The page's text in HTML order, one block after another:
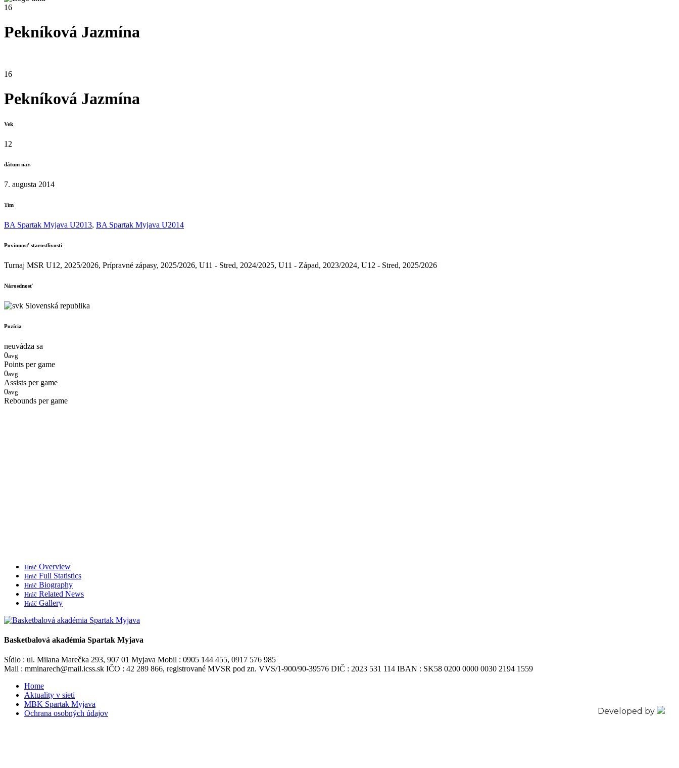
16
Pekníková Jazmína
16
Pekníková Jazmína
Vek
12
dátum nar.
7. augusta 2014
Tím
BA Spartak Myjava U2013, BA Spartak Myjava U2014
Povinnosť starostlivosti
Turnaj MSR U12, 2025/2026, Prípravné zápasy, 2025/2026, U11 - Stred, 2024/2025, U11 - Západ, 2023/2024, U12 - Stred, 2025/2026
Nárosdnosť
Slovenská republika
Pozícia
neuvádza sa
0avg
Points per game
0avg
Assists per game
0avg
Rebounds per game
Hráč Overview
Hráč Full Statistics
Hráč Biography
Hráč Related News
Hráč Gallery
Basketbalová akadémia Spartak Myjava
Sídlo : ul. Milana Marečka 293, 907 01 Myjava Mobil : 0905 144 455, 0917 576 985
Mail : mminarech@mail.icss.sk IČO : 42 289 866, registrované MVSR pod zn. VVS/1-900/90-39576 DIČ : 2023 531 114 IBAN : SK58 0200 0000 0030 2194 1559
Home
Aktuality v sieti
MBK Spartak Myjava
Ochrana osobných údajov
Developed by